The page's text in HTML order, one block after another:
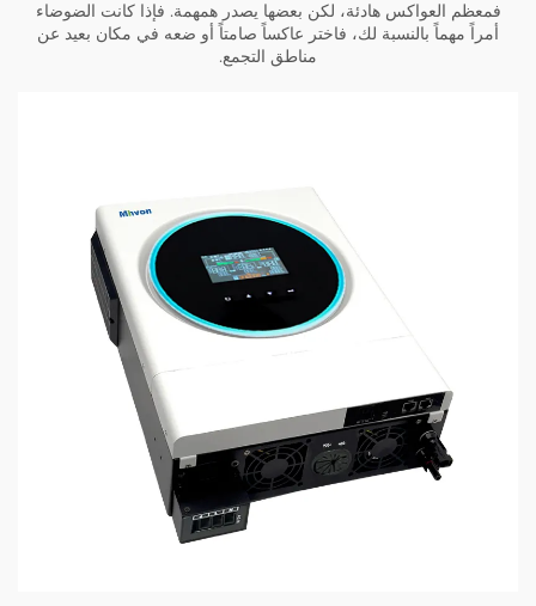
فمعظم العواكس هادئة، لكن بعضها يصدر همهمة. فإذا كانت الضوضاء
أمراً مهماً بالنسبة لك، فاختر عاكساً صامتاً أو ضعه في مكان بعيد عن
مناطق التجمع.